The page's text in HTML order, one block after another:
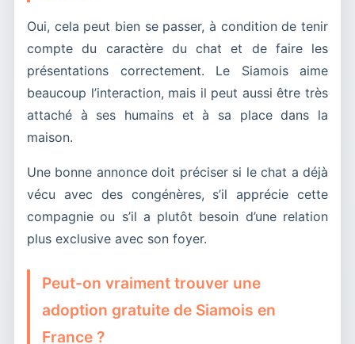
Oui, cela peut bien se passer, à condition de tenir
compte du caractère du chat et de faire les
présentations correctement. Le Siamois aime
beaucoup l’interaction, mais il peut aussi être très
attaché à ses humains et à sa place dans la
maison.
Une bonne annonce doit préciser si le chat a déjà
vécu avec des congénères, s’il apprécie cette
compagnie ou s’il a plutôt besoin d’une relation
plus exclusive avec son foyer.
Peut-on vraiment trouver une
adoption gratuite de Siamois en
France ?